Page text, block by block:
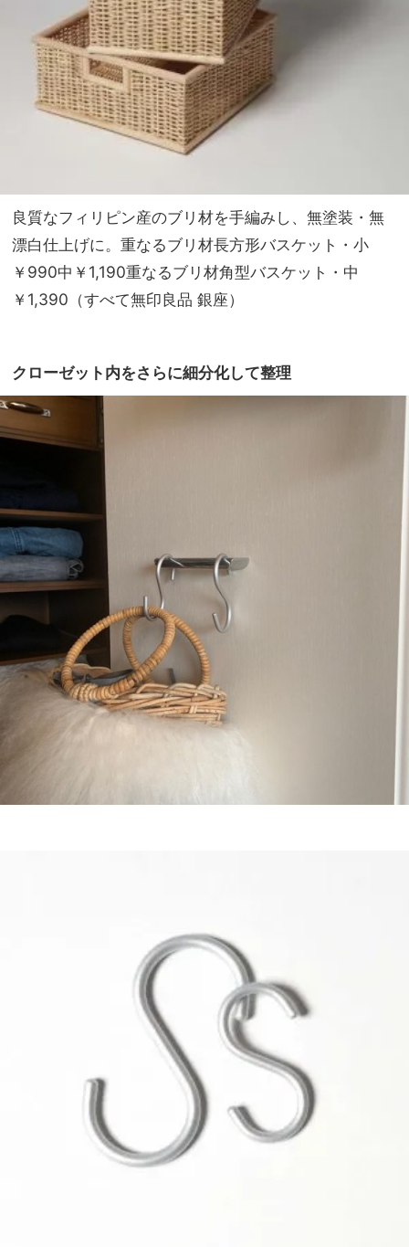
良質なフィリピン産のブリ材を手編みし、無塗装・無
漂白仕上げに。重なるブリ材長方形バスケット・小
￥990中￥1,190重なるブリ材角型バスケット・中
￥1,390（すべて無印良品 銀座）
クローゼット内をさらに細分化して整理